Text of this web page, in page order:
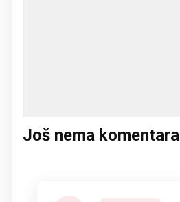
Još nema komentara